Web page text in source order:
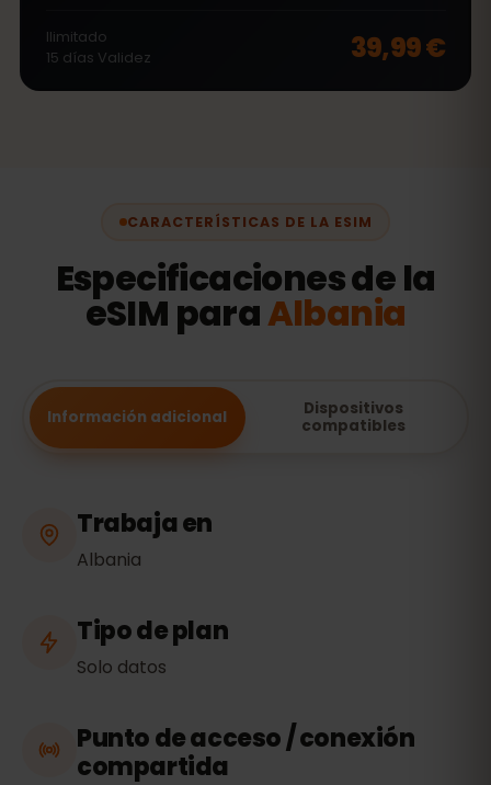
Ilimitado
15 días Validez 39,99 €
CARACTERÍSTICAS DE LA ESIM
Especificaciones de la
eSIM paraAlbania
Información adicional
Dispositivos
compatibles
Trabaja en
Albania
Tipo de plan
Solo datos
Punto de acceso / conexión
compartida